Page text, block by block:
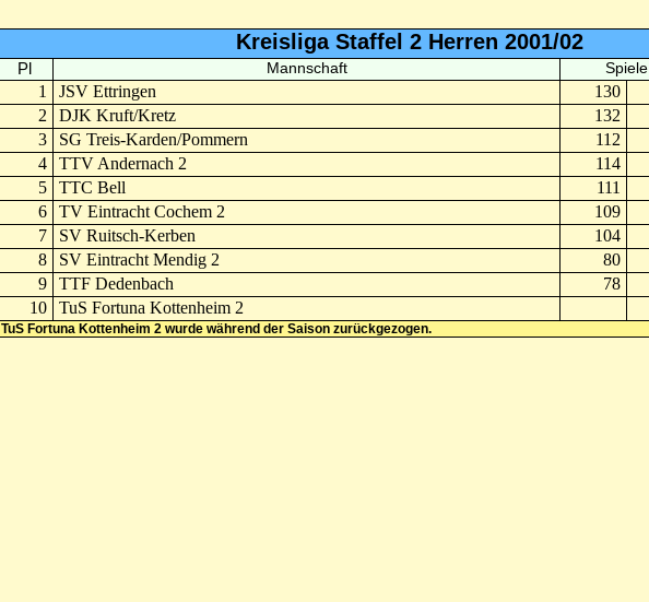
Kreisliga Staffel 2 Herren 2001/02
Pl Mannschaft Spiele
1 JSV Ettringen 130
2
DJK Kruft/Kretz 132
3
SG Treis-Karden/Pommern 112
4
TTV Andernach 2 114
5
TTC Bell 111
6
TV Eintracht Cochem 2 109
7
SV Ruitsch-Kerben 104
8
SV Eintracht Mendig 2 80
9
TTF Dedenbach 78
10
TuS Fortuna Kottenheim 2
TuS Fortuna Kottenheim 2 wurde während der Saison zurückgezogen.